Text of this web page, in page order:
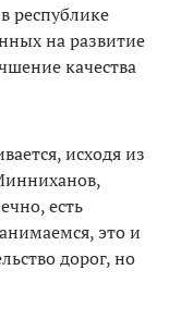
республике
на развитие
качества
исходя из
есть
это и
дорог, но